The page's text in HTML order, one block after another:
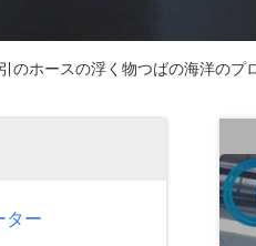
のホースの浮く物つばの海洋のプ
ター